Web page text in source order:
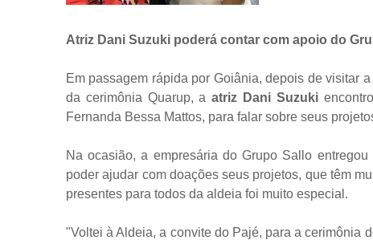
Atriz Dani Suzuki poderá contar com apoio do
Em passagem rápida por Goiânia, depois de visitar
da cerimônia Quarup, aatriz Dani Suzuki
Fernanda Bessa Mattos, para falar sobre seus
Na ocasião, a empresária do Grupo Sallo
poder ajudar com doações seus projetos, que têm
presentes para todos da aldeia foi muito especial.
"Voltei à Aldeia, a convite do Pajé, para a cerimônia